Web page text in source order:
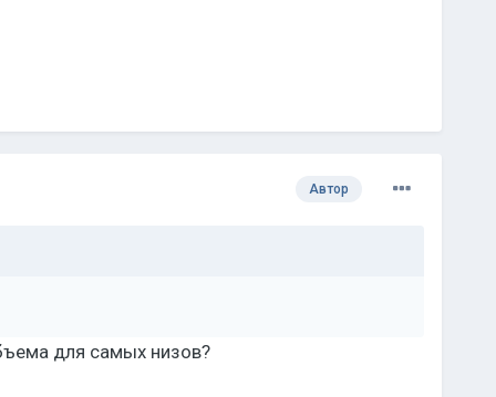
Автор
для самых низов?